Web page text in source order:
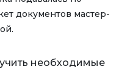
документов мастер-
необходимые